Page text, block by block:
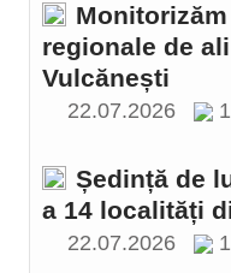
regionale de
Vulcănești
22.07.2026
Ședință de
a 14 localități
22.07.2026